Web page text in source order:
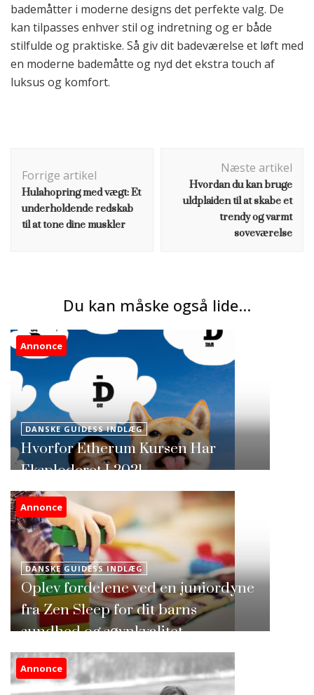
bademåtter i moderne designs det perfekte valg. De
kan tilpasses enhver stil og indretning og er både
stilfulde og praktiske. Så giv dit badeværelse et løft med
en moderne bademåtte og nyd det ekstra touch af
luksus og komfort.
Forrige artikel
Hulahopring med vægt: Et
underholdende redskab
til at tone dine muskler
Næste artikel
Hvordan du kan bruge
uldplaiden til at skabe et
trendy og varmt
soveværelse
Du kan måske også lide...
Annonce
DANSKE GUIDESS INDLÆG
Hvorfor Etherum Kursen Har
Eksploderet I 2021
Annonce
DANSKE GUIDESS INDLÆG
Oplev fordelene ved en juniordyne
fra Zen Sleep for dit barns
sundhed og søvnkvalitet
Annonce